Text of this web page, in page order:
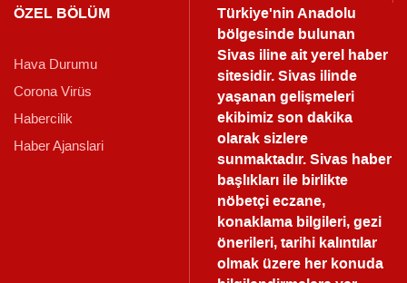
ÖZEL BÖLÜM
Hava Durumu
Corona Virüs
Habercilik
Haber Ajanslari
Türkiye'nin Anadolu
bölgesinde bulunan
Sivas iline ait yerel haber
sitesidir. Sivas ilinde
yaşanan gelişmeleri
ekibimiz son dakika
olarak sizlere
sunmaktadır.Sivas haber
başlıkları ile birlikte
nöbetçi eczane,
konaklama bilgileri, gezi
önerileri, tarihi kalıntılar
olmak üzere her konuda